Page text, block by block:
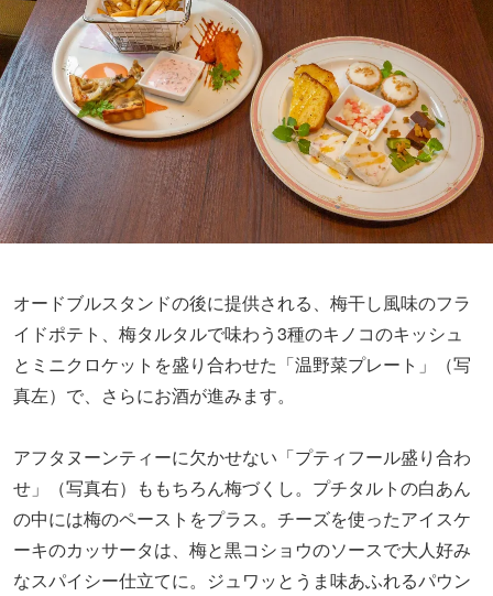
オードブルスタンドの後に提供される、梅干し風味のフラ
イドポテト、梅タルタルで味わう3種のキノコのキッシュ
とミニクロケットを盛り合わせた「温野菜プレート」（写
真左）で、さらにお酒が進みます。
アフタヌーンティーに欠かせない「プティフール盛り合わ
せ」（写真右）ももちろん梅づくし。プチタルトの白あん
の中には梅のペーストをプラス。チーズを使ったアイスケ
ーキのカッサータは、梅と黒コショウのソースで大人好み
なスパイシー仕立てに。ジュワッとうま味あふれるパウン